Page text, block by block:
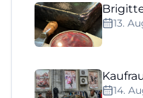
13.
14.